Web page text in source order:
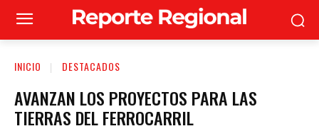
INICIO DESTACADOS
AVANZAN LOS PROYECTOS PARA LAS
TIERRAS DEL FERROCARRIL